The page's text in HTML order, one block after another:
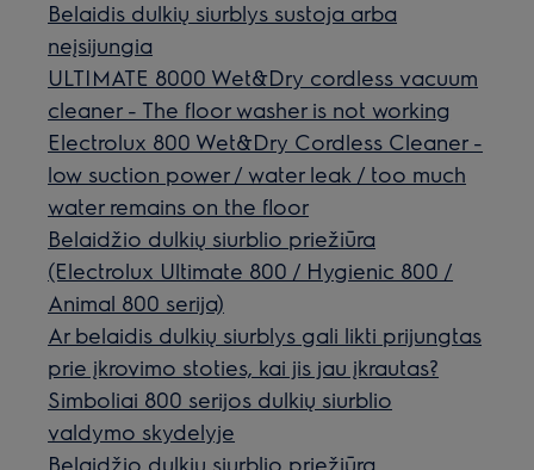
Belaidis dulkių siurblys sustoja arba
neįsijungia
ULTIMATE 8000 Wet&Dry cordless vacuum
cleaner - The floor washer is not working
Electrolux 800 Wet&Dry Cordless Cleaner -
low suction power / water leak / too much
water remains on the floor
Belaidžio dulkių siurblio priežiūra
(Electrolux Ultimate 800 / Hygienic 800 /
Animal 800 serija)
Ar belaidis dulkių siurblys gali likti prijungtas
prie įkrovimo stoties, kai jis jau įkrautas?
Simboliai 800 serijos dulkių siurblio
valdymo skydelyje
Belaidžio dulkių siurblio priežiūra